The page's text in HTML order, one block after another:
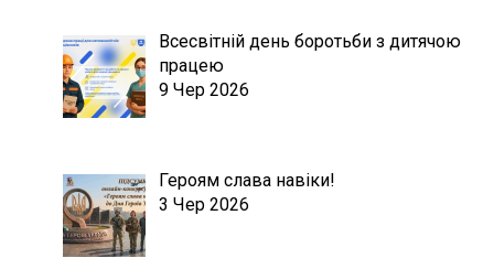
Всесвітній день боротьби з дитячою
працею
9 Чер 2026
Героям слава навіки!
3 Чер 2026